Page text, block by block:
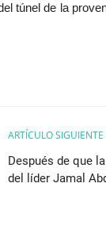
túnel de la
ARTÍCULO SIGUIENTE
Después de que
del líder Jamal